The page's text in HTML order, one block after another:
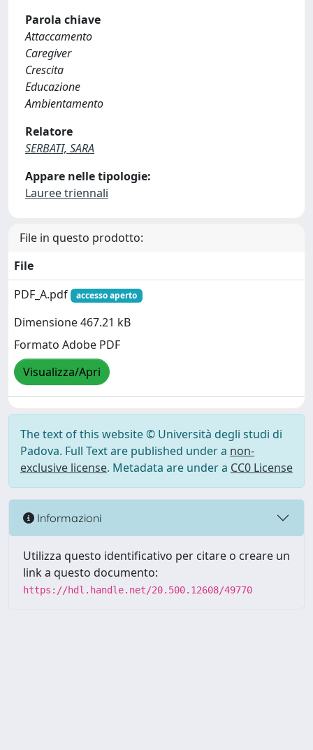
Parola chiave
Attaccamento
Caregiver
Crescita
Educazione
Ambientamento
Relatore
SERBATI, SARA
Appare nelle tipologie:
Lauree triennali
File in questo prodotto:
File
PDF_A.pdf
accesso aperto
Dimensione 467.21 kB
Formato Adobe PDF
Visualizza/Apri
The text of this website © Università degli studi di
Padova. Full Text are published under a non-
exclusive license. Metadata are under a CC0 License
Informazioni
Utilizza questo identificativo per citare o creare un
link a questo documento:
https://hdl.handle.net/20.500.12608/49770